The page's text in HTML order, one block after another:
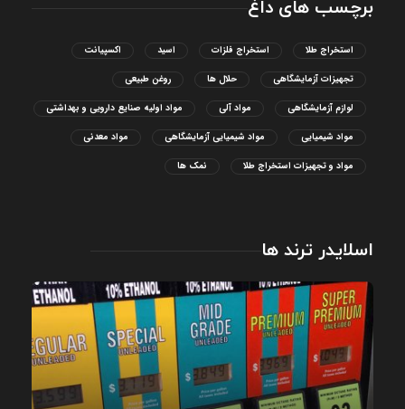
برچسب های داغ
استخراج طلا استخراج فلزات اسید اکسپیانت
تجهیزات آزمایشگاهی حلال ها روغن طبیعی
لوازم آزمایشگاهی مواد آلی مواد اولیه صنایع دارویی و بهداشتی
مواد شیمیایی مواد شیمیایی آزمایشگاهی مواد معدنی
مواد و تجهیزات استخراج طلا نمک ها
اسلایدر ترند ها